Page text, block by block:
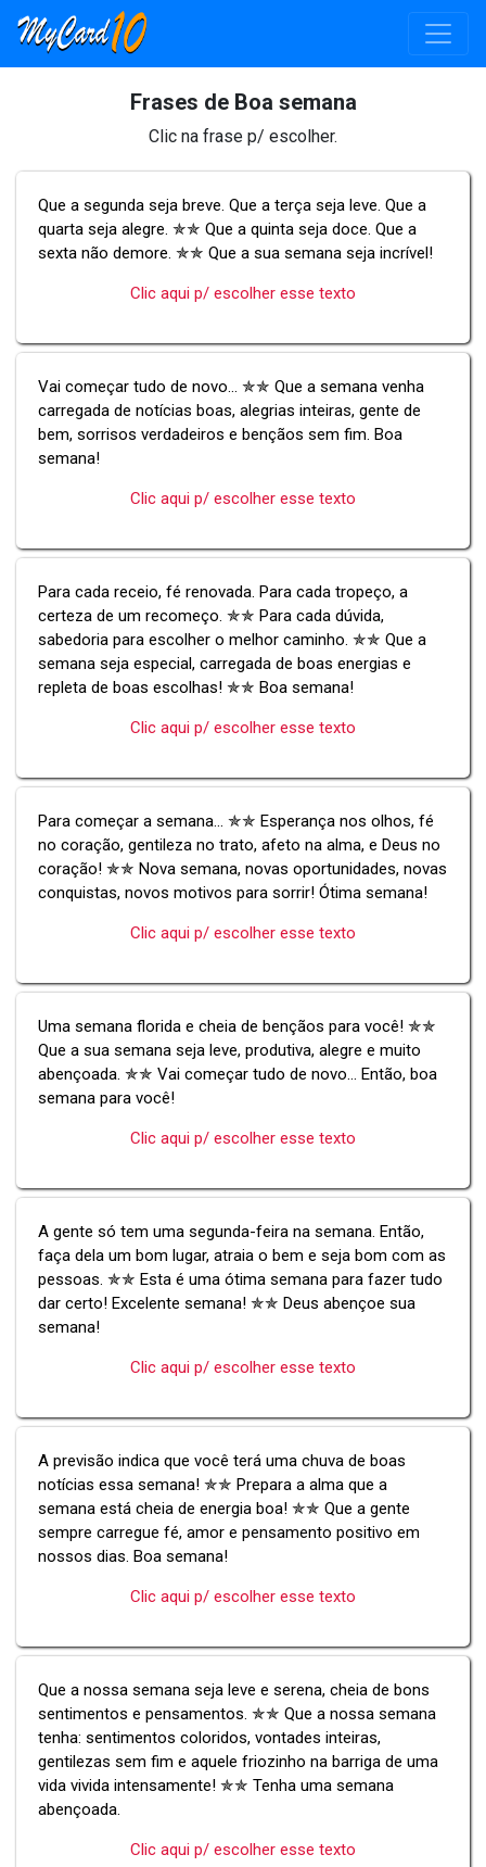
Frases de Boa semana
Clic na frase p/ escolher.
Que a segunda seja breve. Que a terça seja leve. Que a
quarta seja alegre. ✯✯ Que a quinta seja doce. Que a
sexta não demore. ✯✯ Que a sua semana seja incrível!
Clic aqui p/ escolher esse texto
Vai começar tudo de novo... ✯✯ Que a semana venha
carregada de notícias boas, alegrias inteiras, gente de
bem, sorrisos verdadeiros e bençãos sem fim. Boa
semana!
Clic aqui p/ escolher esse texto
Para cada receio, fé renovada. Para cada tropeço, a
certeza de um recomeço. ✯✯ Para cada dúvida,
sabedoria para escolher o melhor caminho. ✯✯ Que a
semana seja especial, carregada de boas energias e
repleta de boas escolhas! ✯✯ Boa semana!
Clic aqui p/ escolher esse texto
Para começar a semana... ✯✯ Esperança nos olhos, fé
no coração, gentileza no trato, afeto na alma, e Deus no
coração! ✯✯ Nova semana, novas oportunidades, novas
conquistas, novos motivos para sorrir! Ótima semana!
Clic aqui p/ escolher esse texto
Uma semana florida e cheia de bençãos para você! ✯✯
Que a sua semana seja leve, produtiva, alegre e muito
abençoada. ✯✯ Vai começar tudo de novo... Então, boa
semana para você!
Clic aqui p/ escolher esse texto
A gente só tem uma segunda-feira na semana. Então,
faça dela um bom lugar, atraia o bem e seja bom com as
pessoas. ✯✯ Esta é uma ótima semana para fazer tudo
dar certo! Excelente semana! ✯✯ Deus abençoe sua
semana!
Clic aqui p/ escolher esse texto
A previsão indica que você terá uma chuva de boas
notícias essa semana! ✯✯ Prepara a alma que a
semana está cheia de energia boa! ✯✯ Que a gente
sempre carregue fé, amor e pensamento positivo em
nossos dias. Boa semana!
Clic aqui p/ escolher esse texto
Que a nossa semana seja leve e serena, cheia de bons
sentimentos e pensamentos. ✯✯ Que a nossa semana
tenha: sentimentos coloridos, vontades inteiras,
gentilezas sem fim e aquele friozinho na barriga de uma
vida vivida intensamente! ✯✯ Tenha uma semana
abençoada.
Clic aqui p/ escolher esse texto